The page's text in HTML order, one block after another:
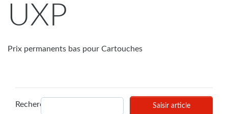
UXP
Prix permanents bas pour Cartouches
Recherches Saisir article